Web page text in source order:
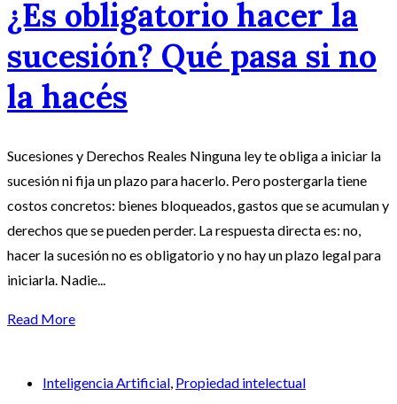
¿Es obligatorio hacer la
sucesión? Qué pasa si no
la hacés
Sucesiones y Derechos Reales Ninguna ley te obliga a iniciar la
sucesión ni fija un plazo para hacerlo. Pero postergarla tiene
costos concretos: bienes bloqueados, gastos que se acumulan y
derechos que se pueden perder. La respuesta directa es: no,
hacer la sucesión no es obligatorio y no hay un plazo legal para
iniciarla. Nadie...
Read More
Inteligencia Artificial, Propiedad intelectual